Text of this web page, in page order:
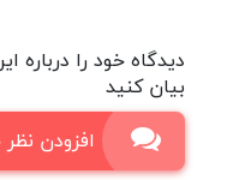
دیدگاه خود را درباره
بیان کنید
افزودن